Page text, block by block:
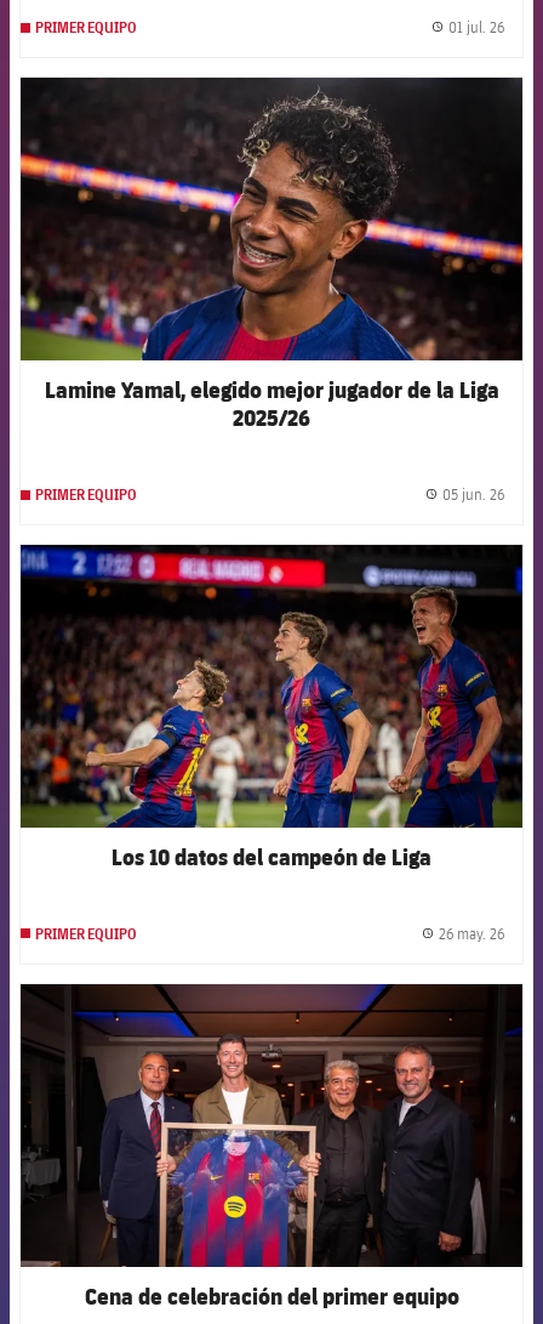
PRIMER EQUIPO 01 jul. 26
FCB Barcelona badge
Lamine Yamal, elegido mejor jugador de la Liga
2025/26
PRIMER EQUIPO 05 jun. 26
FCB Barcelona badge
Los 10 datos del campeón de Liga
PRIMER EQUIPO 26 may. 26
FCB Barcelona badge
Cena de celebración del primer equipo